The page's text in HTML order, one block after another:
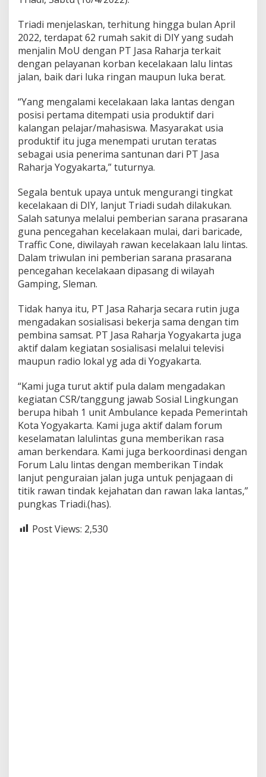
Triadi menjelaskan, terhitung hingga bulan April
2022, terdapat 62 rumah sakit di DIY yang sudah
menjalin MoU dengan PT Jasa Raharja terkait
dengan pelayanan korban kecelakaan lalu lintas
jalan, baik dari luka ringan maupun luka berat.
“Yang mengalami kecelakaan laka lantas dengan
posisi pertama ditempati usia produktif dari
kalangan pelajar/mahasiswa. Masyarakat usia
produktif itu juga menempati urutan teratas
sebagai usia penerima santunan dari PT Jasa
Raharja Yogyakarta,” tuturnya.
Segala bentuk upaya untuk mengurangi tingkat
kecelakaan di DIY, lanjut Triadi sudah dilakukan.
Salah satunya melalui pemberian sarana prasarana
guna pencegahan kecelakaan mulai, dari baricade,
Traffic Cone, diwilayah rawan kecelakaan lalu lintas.
Dalam triwulan ini pemberian sarana prasarana
pencegahan kecelakaan dipasang di wilayah
Gamping, Sleman.
Tidak hanya itu, PT Jasa Raharja secara rutin juga
mengadakan sosialisasi bekerja sama dengan tim
pembina samsat. PT Jasa Raharja Yogyakarta juga
aktif dalam kegiatan sosialisasi melalui televisi
maupun radio lokal yg ada di Yogyakarta.
“Kami juga turut aktif pula dalam mengadakan
kegiatan CSR/tanggung jawab Sosial Lingkungan
berupa hibah 1 unit Ambulance kepada Pemerintah
Kota Yogyakarta. Kami juga aktif dalam forum
keselamatan lalulintas guna memberikan rasa
aman berkendara. Kami juga berkoordinasi dengan
Forum Lalu lintas dengan memberikan Tindak
lanjut penguraian jalan juga untuk penjagaan di
titik rawan tindak kejahatan dan rawan laka lantas,”
pungkas Triadi.(has).
Post Views: 2,530